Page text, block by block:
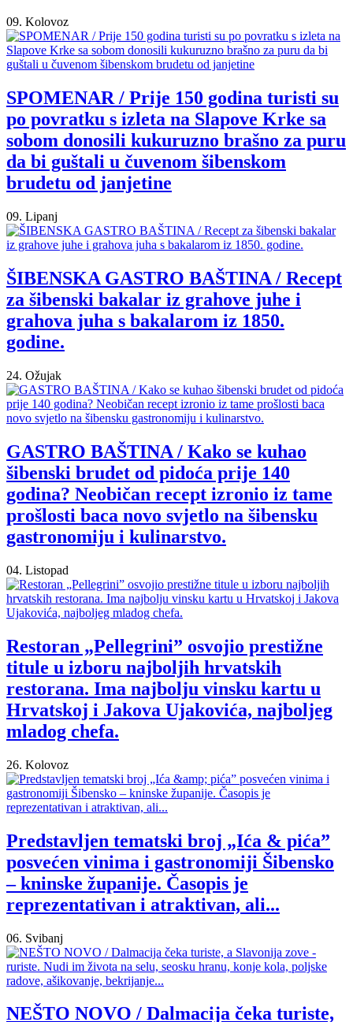
09. Kolovoz
SPOMENAR / Prije 150 godina turisti su
po povratku s izleta na Slapove Krke sa
sobom donosili kukuruzno brašno za puru
da bi guštali u čuvenom šibenskom
brudetu od janjetine
09. Lipanj
ŠIBENSKA GASTRO BAŠTINA / Recept
za šibenski bakalar iz grahove juhe i
grahova juha s bakalarom iz 1850.
godine.
24. Ožujak
GASTRO BAŠTINA / Kako se kuhao
šibenski brudet od pidoća prije 140
godina? Neobičan recept izronio iz tame
prošlosti baca novo svjetlo na šibensku
gastronomiju i kulinarstvo.
04. Listopad
Restoran „Pellegrini” osvojio prestižne
titule u izboru najboljih hrvatskih
restorana. Ima najbolju vinsku kartu u
Hrvatskoj i Jakova Ujakovića, najboljeg
mladog chefa.
26. Kolovoz
Predstavljen tematski broj „Ića & pića”
posvećen vinima i gastronomiji Šibensko
– kninske županije. Časopis je
reprezentativan i atraktivan, ali...
06. Svibanj
NEŠTO NOVO / Dalmacija čeka turiste,